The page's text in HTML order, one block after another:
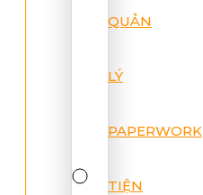
QUẢN
LÝ
PAPERWORK
TIỆN